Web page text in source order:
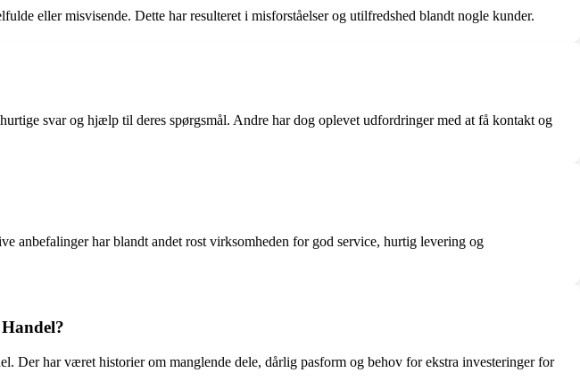
eller misvisende. Dette har resulteret i misforståelser og utilfredshed blandt nogle kunder.
svar og hjælp til deres spørgsmål. Andre har dog oplevet udfordringer med at få kontakt og
anbefalinger har blandt andet rost virksomheden for god service, hurtig levering og
har været historier om manglende dele, dårlig pasform og behov for ekstra investeringer for